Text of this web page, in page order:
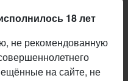
18 лет
не рекомендованную
на сайте, не